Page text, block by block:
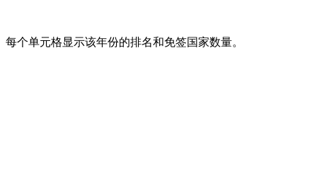
每个单元格显示该年份的排名和免签国家数量。